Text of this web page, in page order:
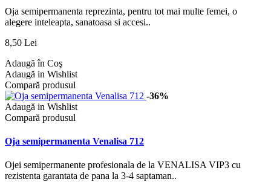
Oja semipermanenta reprezinta, pentru tot mai multe femei, o
alegere inteleapta, sanatoasa si accesi..
8,50 Lei
Adaugă în Coş
Adaugă in Wishlist
Compară produsul
-36%
Adaugă in Wishlist
Compară produsul
Oja semipermanenta Venalisa 712
Ojei semipermanente profesionala de la VENALISA VIP3 cu
rezistenta garantata de pana la 3-4 saptaman..